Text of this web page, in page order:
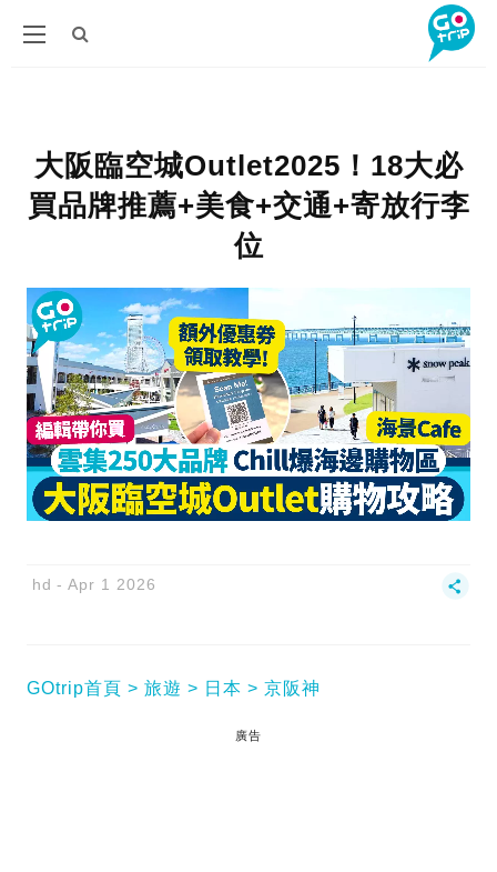
大阪臨空城Outlet2025！18大必
買品牌推薦+美食+交通+寄放行李
位
hd Apr 1 2026
GOtrip首頁 旅遊 日本 京阪神
廣告